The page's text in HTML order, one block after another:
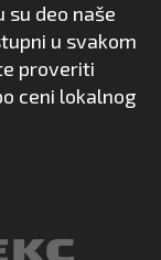
su deo naše
u svakom
proveriti
ceni lokalnog